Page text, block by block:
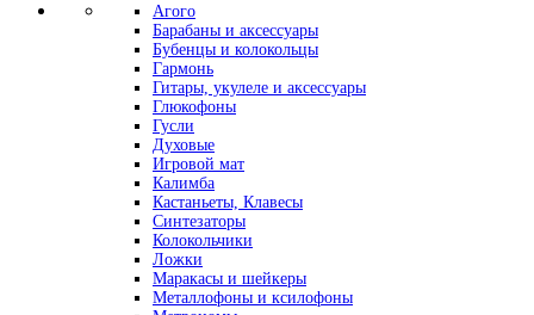
Агого
Барабаны и аксессуары
Бубенцы и колокольцы
Гармонь
Гитары, укулеле и аксессуары
Глюкофоны
Гусли
Духовые
Игровой мат
Калимба
Кастаньеты, Клавесы
Синтезаторы
Колокольчики
Ложки
Маракасы и шейкеры
Металлофоны и ксилофоны